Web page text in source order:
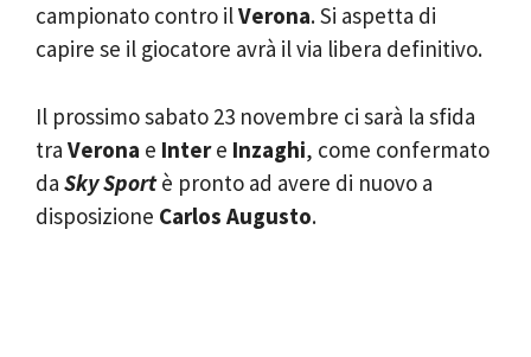
campionato contro ilVerona. Si aspetta di
capire se il giocatore avrà il via libera definitivo.
Il prossimo sabato 23 novembre ci sarà la sfida
tra Verona e Intere Inzaghi, come confermato
da Sky Sportè pronto ad avere di nuovo a
disposizione Carlos Augusto.